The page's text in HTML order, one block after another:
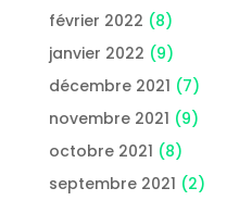
février 2022 (8)
janvier 2022 (9)
décembre 2021 (7)
novembre 2021 (9)
octobre 2021 (8)
septembre 2021 (2)